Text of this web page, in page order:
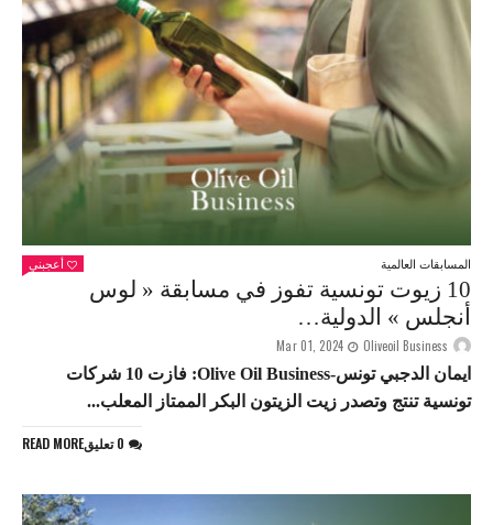
المسابقات العالمية أعجبني
10 زيوت تونسية تفوز في مسابقة « لوس
أنجلس » الدولية…
Oliveoil Business
Mar 01, 2024
ايمان الدجبي تونس-Olive Oil Business: فازت 10 شركات
تونسية تنتج وتصدر زيت الزيتون البكر الممتاز المعلب...
READ MORE 0 تعليق